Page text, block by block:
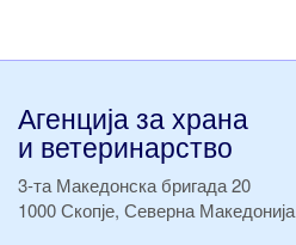
Агенција за храна
и ветеринарство
3-та Македонска бригада 20
1000 Скопје, Северна Македонија